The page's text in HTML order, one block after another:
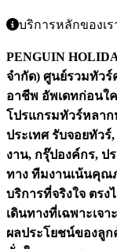
บริการหลักของเร
PENGUIN
จำกัด) ศูนย์รวมทัว
อาชีพ อัพเดทก่อนใ
โปรแกรมทัวร์หลาก
ประเทศรับจอยทัวร์
งาน, กรุ๊ปองค์กร, ป
ทาง ทีมงานเน้นคุณ
บริการที่จริงใจ ตร
เดินทางที่เฉพาะเจ
ผลประโยชน์ของลูก